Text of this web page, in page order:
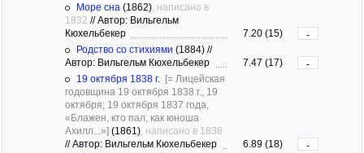
Море сна (1862) , написано в
1832 //Автор: Вильгельм
Кюхельбекер
7.20 (15)
-
Родство со стихиями (1884) //
Автор: Вильгельм Кюхельбекер
7.47 (17)
-
19 октября 1838 г.
[= Лицейская
годовщина 19 октября 1838 г., 19
октября; 19 октября 1837 года,
«Блажен, кто пал, как юноша
Ахилл...»] (1861) , написано в 1838
//Автор: Вильгельм Кюхельбекер 6.89 (18)
-